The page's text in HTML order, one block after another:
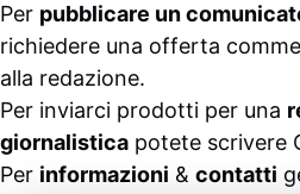
Per pubblicare un
richiedere una offerta
alla redazione.
Per inviarci prodotti per una
giornalistica potete scrivere
Per informazioni & contatti